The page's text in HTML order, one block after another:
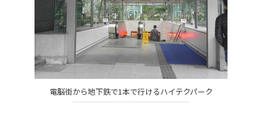
電脳街から地下鉄で1本で行けるハイテクパーク